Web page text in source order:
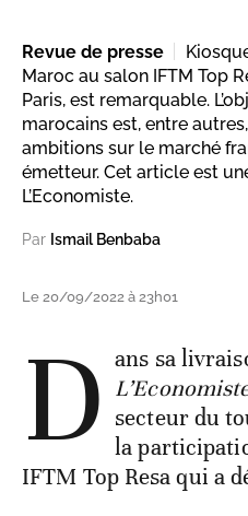
Revue de presse
Maroc au salon IFTM Top
Paris, est remarquable.
marocains est, entre
ambitions sur le marché
émetteur. Cet article est
L’Economiste.
Par Ismail Benbaba
Le 20/09/2022 à 23h01
D ans sa
secteur du
la
IFTM Top Resa qui a